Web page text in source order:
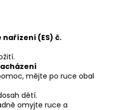
(ES) č.
mějte po ruce obal
dětí.
omyjte ruce a